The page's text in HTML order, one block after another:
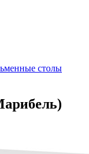
столы